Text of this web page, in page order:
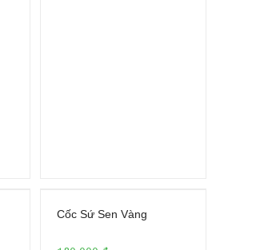
Cốc Sứ Sen Vàng